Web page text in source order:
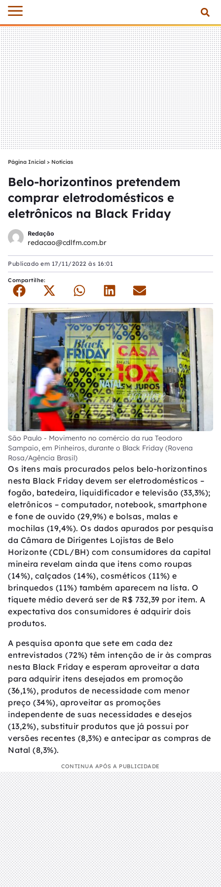
Página Inicial > Notícias
Belo-horizontinos pretendem
comprar eletrodomésticos e
eletrônicos na Black Friday
Redação
redacao@cdlfm.com.br
Publicado em 17/11/2022 às 16:01
Compartilhe:
São Paulo - Movimento no comércio da rua Teodoro
Sampaio, em Pinheiros, durante o Black Friday (Rovena
Rosa/Agência Brasil)
Os itens mais procurados pelos belo-horizontinos
nesta Black Friday devem ser eletrodomésticos –
fogão, batedeira, liquidificador e televisão (33,3%);
eletrônicos – computador, notebook, smartphone
e fone de ouvido (29,9%) e bolsas, malas e
mochilas (19,4%). Os dados apurados por pesquisa
da Câmara de Dirigentes Lojistas de Belo
Horizonte (CDL/BH) com consumidores da capital
mineira revelam ainda que itens como roupas
(14%), calçados (14%), cosméticos (11%) e
brinquedos (11%) também aparecem na lista. O
tíquete médio deverá ser de R$ 732,39 por item. A
expectativa dos consumidores é adquirir dois
produtos.
A pesquisa aponta que sete em cada dez
entrevistados (72%) têm intenção de ir às compras
nesta Black Friday e esperam aproveitar a data
para adquirir itens desejados em promoção
(36,1%), produtos de necessidade com menor
preço (34%), aproveitar as promoções
independente de suas necessidades e desejos
(13,2%), substituir produtos que já possui por
versões recentes (8,3%) e antecipar as compras de
Natal (8,3%).
CONTINUA APÓS A PUBLICIDADE